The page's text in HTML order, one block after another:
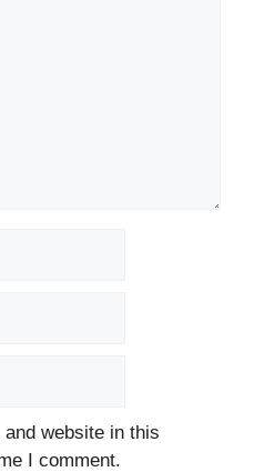
website in this
I comment.